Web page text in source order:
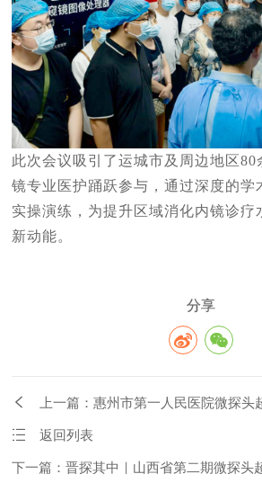
此次会议吸引了运城市及周边地区80
镜专业医护踊跃参与，通过深度的学
实操演练，为提升区域消化内镜诊疗
新动能。
分享
上一篇：惠州市第一人民医院微探头
返回列表
下一篇：晋探其中｜山西省第二期微探头